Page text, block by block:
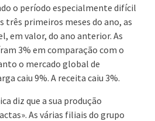
o período especialmente difícil
três primeiros meses do ano, as
em valor, do ano anterior. As
3% em comparação com o
o mercado global de
caiu 9%. A receita caiu 3%.
diz que a sua produção
As várias filiais do grupo